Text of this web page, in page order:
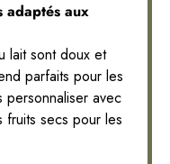
adaptés aux
lait sont doux et
parfaits pour les
personnaliser avec
secs pour les